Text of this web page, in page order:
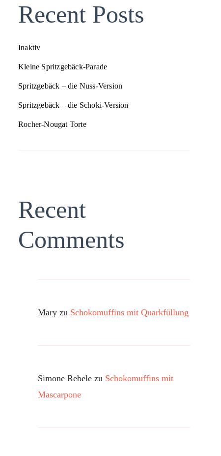
Recent Posts
Inaktiv
Kleine Spritzgebäck-Parade
Spritzgebäck – die Nuss-Version
Spritzgebäck – die Schoki-Version
Rocher-Nougat Torte
Recent
Comments
Mary zu Schokomuffins mit Quarkfüllung
Simone Rebele zu Schokomuffins mit
Mascarpone